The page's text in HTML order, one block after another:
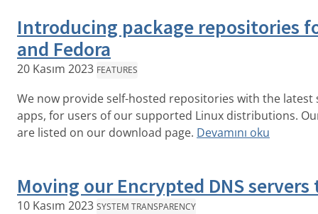
Introducing package repositories
and Fedora
20 Kasım 2023 FEATURES
We now provide self-hosted repositories with the latest
apps, for users of our supported Linux distributions.
are listed on our download page. Devamını oku
Moving our Encrypted DNS servers
10 Kasım 2023 SYSTEM TRANSPARENCY